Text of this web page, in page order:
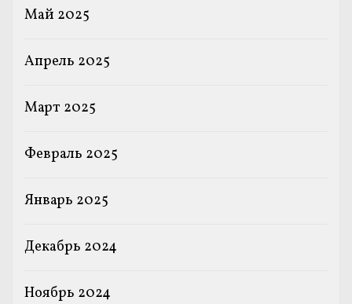
Май 2025
Апрель 2025
Март 2025
Февраль 2025
Январь 2025
Декабрь 2024
Ноябрь 2024